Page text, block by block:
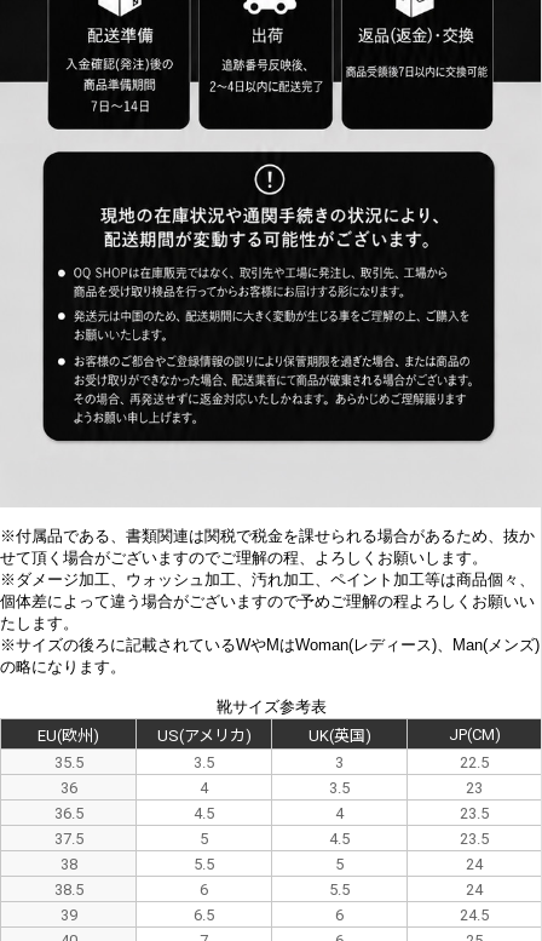
※付属品である、書類関連は関税で税金を課せられる場合があるため、抜か
せて頂く場合がございますのでご理解の程、よろしくお願いします。
※ ダメージ加工、 ウォッシュ加工、汚れ加工、ペイント加工等は商品個々、
個体差によって違う場合がございますので予めご理解の程よろしくお願いい
たします。
※サイズの後ろに記載されているWやMはWoman(レディース)、Man(メンズ)
の略になります。
靴サイズ参考表
EU(欧州)
US(アメリカ) UK(英国)
JP(CM)
35.5
3.5 3
22.5
36
4 3.5
23
36.5
4.5 4
23.5
37.5
5 4.5
23.5
38
5.5 5
24
38.5
6 5.5
24
39
6.5 6
24.5